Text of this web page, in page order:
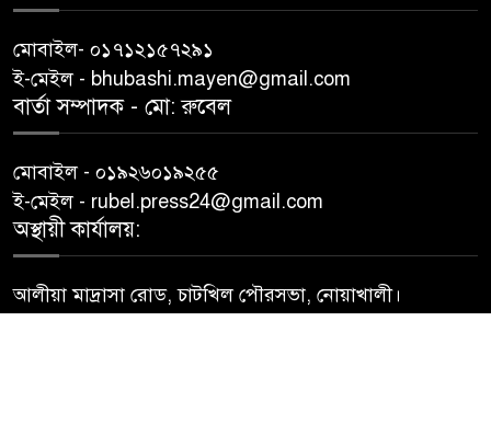
মোবাইল- ০১৭১২১৫৭২৯১
ই-মেইল - bhubashi.mayen@gmail.com
বার্তা সম্পাদক - মো: রু‌বেল
মোবাইল - ০১৯২৬০১৯২৫৫
ই-মেইল - rubel.press24@gmail.com
অস্থায়ী কার্যালয়:
আলীয়া মাদ্রাসা রোড, চাটখিল পৌরসভা, নোয়াখালী।